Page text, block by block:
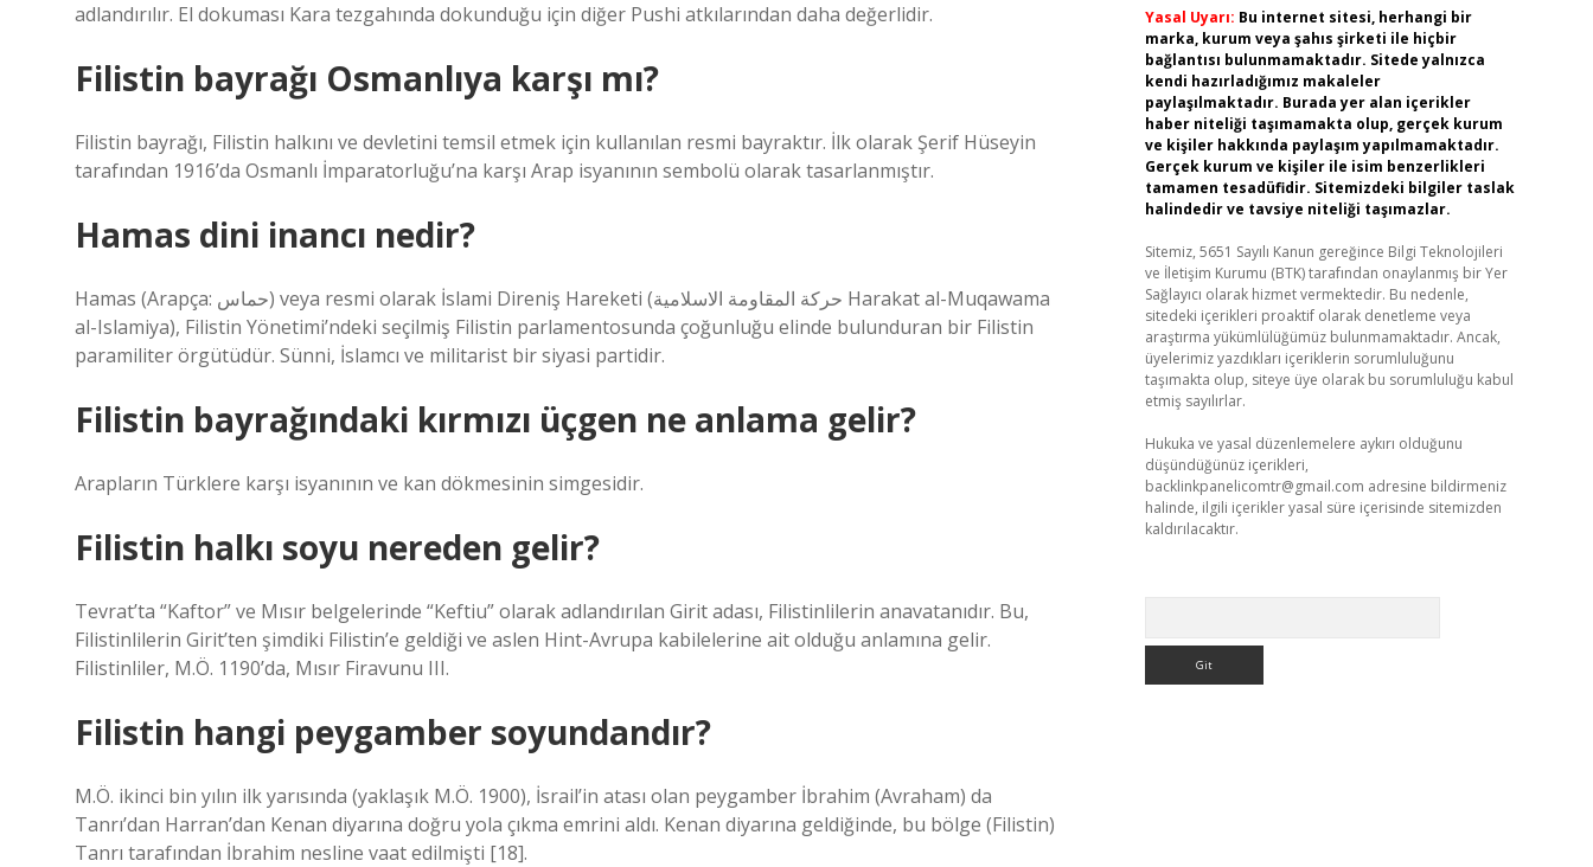
adlandırılır. El dokuması Kara tezgahında dokunduğu için diğer Pushi atkılarından daha değerlidir.
Filistin bayrağı Osmanlıya karşı mı?
Filistin bayrağı, Filistin halkını ve devletini temsil etmek için kullanılan resmi bayraktır. İlk olarak Şerif Hüseyin
tarafından 1916’da Osmanlı İmparatorluğu’na karşı Arap isyanının sembolü olarak tasarlanmıştır.
Hamas dini inancı nedir?
Hamas (Arapça: حماس‎) veya resmi olarak İslami Direniş Hareketi (حركة المقاومة الاسلامية Harakat al-Muqawama
al-Islamiya), Filistin Yönetimi’ndeki seçilmiş Filistin parlamentosunda çoğunluğu elinde bulunduran bir Filistin
paramiliter örgütüdür. Sünni, İslamcı ve militarist bir siyasi partidir.
Filistin bayrağındaki kırmızı üçgen ne anlama gelir?
Arapların Türklere karşı isyanının ve kan dökmesinin simgesidir.
Filistin halkı soyu nereden gelir?
Tevrat’ta “Kaftor” ve Mısır belgelerinde “Keftiu” olarak adlandırılan Girit adası, Filistinlilerin anavatanıdır. Bu,
Filistinlilerin Girit’ten şimdiki Filistin’e geldiği ve aslen Hint-Avrupa kabilelerine ait olduğu anlamına gelir.
Filistinliler, M.Ö. 1190’da, Mısır Firavunu III.
Filistin hangi peygamber soyundandır?
M.Ö. ikinci bin yılın ilk yarısında (yaklaşık M.Ö. 1900), İsrail’in atası olan peygamber İbrahim (Avraham) da
Tanrı’dan Harran’dan Kenan diyarına doğru yola çıkma emrini aldı. Kenan diyarına geldiğinde, bu bölge (Filistin)
Tanrı tarafından İbrahim nesline vaat edilmişti [18].
Yasal Uyarı: Bu internet sitesi, herhangi bir
marka, kurum veya şahıs şirketi ile hiçbir
bağlantısı bulunmamaktadır. Sitede yalnızca
kendi hazırladığımız makaleler
paylaşılmaktadır. Burada yer alan içerikler
haber niteliği taşımamakta olup, gerçek kurum
ve kişiler hakkında paylaşım yapılmamaktadır.
Gerçek kurum ve kişiler ile isim benzerlikleri
tamamen tesadüfidir. Sitemizdeki bilgiler taslak
halindedir ve tavsiye niteliği taşımazlar.
Sitemiz, 5651 Sayılı Kanun gereğince Bilgi Teknolojileri
ve İletişim Kurumu (BTK) tarafından onaylanmış bir Yer
Sağlayıcı olarak hizmet vermektedir. Bu nedenle,
sitedeki içerikleri proaktif olarak denetleme veya
araştırma yükümlülüğümüz bulunmamaktadır. Ancak,
üyelerimiz yazdıkları içeriklerin sorumluluğunu
taşımakta olup, siteye üye olarak bu sorumluluğu kabul
etmiş sayılırlar.
Hukuka ve yasal düzenlemelere aykırı olduğunu
düşündüğünüz içerikleri,
backlinkpanelicomtr@gmail.com adresine bildirmeniz
halinde, ilgili içerikler yasal süre içerisinde sitemizden
kaldırılacaktır.